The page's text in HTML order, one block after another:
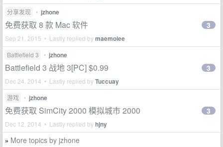
分享发现 • jzhone
免费获取 8 款 Mac 软件
Sep 21, 2015 • Lastly replied bymaemolee
3
Battlefield 3 • jzhone
Battlefield 3 战地 3[PC] $0.99
Dec 24, 2014 • Lastly replied byTuccuay
3
游戏 • jzhone
免费获取 SimCity 2000 模拟城市 2000
Dec 12, 2014 • Lastly replied byhjny
3
» More topics by jzhone